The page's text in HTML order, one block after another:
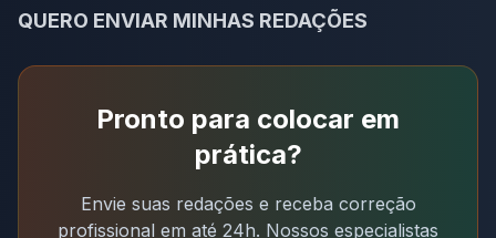
QUERO ENVIAR MINHAS REDAÇÕES
Pronto para colocar em
prática?
Envie suas redações e receba correção
profissional em até 24h. Nossos especialistas